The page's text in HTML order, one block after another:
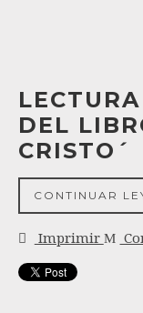
DEL
CRISTO´
CONTINUAR
Imprimir